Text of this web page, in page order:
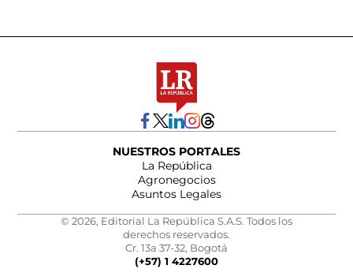
NUESTROS PORTALES
La República
Agronegocios
Asuntos Legales
© 2026, Editorial La República S.A.S. Todos los
derechos reservados.
Cr. 13a 37-32, Bogotá
(+57) 1 4227600